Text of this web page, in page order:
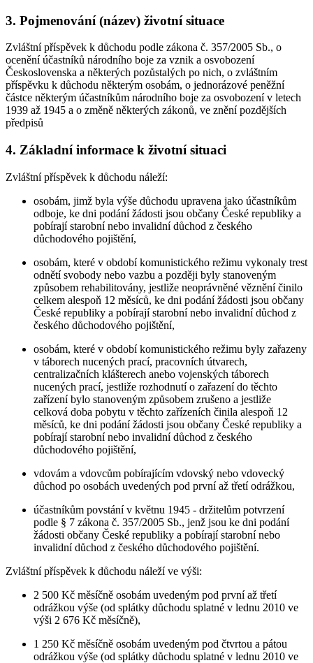
3. Pojmenování (název) životní situace
Zvláštní příspěvek k důchodu podle zákona č. 357/2005 Sb., o
ocenění účastníků národního boje za vznik a osvobození
Československa a některých pozůstalých po nich, o zvláštním
příspěvku k důchodu některým osobám, o jednorázové peněžní
částce některým účastníkům národního boje za osvobození v letech
1939 až 1945 a o změně některých zákonů, ve znění pozdějších
předpisů
4. Základní informace k životní situaci
Zvláštní příspěvek k důchodu náleží:
osobám, jimž byla výše důchodu upravena jako účastníkům
odboje, ke dni podání žádosti jsou občany České republiky a
pobírají starobní nebo invalidní důchod z českého
důchodového pojištění,
osobám, které v období komunistického režimu vykonaly trest
odnětí svobody nebo vazbu a později byly stanoveným
způsobem rehabilitovány, jestliže neoprávněné věznění činilo
celkem alespoň 12 měsíců, ke dni podání žádosti jsou občany
České republiky a pobírají starobní nebo invalidní důchod z
českého důchodového pojištění,
osobám, které v období komunistického režimu byly zařazeny
v táborech nucených prací, pracovních útvarech,
centralizačních klášterech anebo vojenských táborech
nucených prací, jestliže rozhodnutí o zařazení do těchto
zařízení bylo stanoveným způsobem zrušeno a jestliže
celková doba pobytu v těchto zařízeních činila alespoň 12
měsíců, ke dni podání žádosti jsou občany České republiky a
pobírají starobní nebo invalidní důchod z českého
důchodového pojištění,
vdovám a vdovcům pobírajícím vdovský nebo vdovecký
důchod po osobách uvedených pod první až třetí odrážkou,
účastníkům povstání v květnu 1945 - držitelům potvrzení
podle § 7 zákona č. 357/2005 Sb., jenž jsou ke dni podání
žádosti občany České republiky a pobírají starobní nebo
invalidní důchod z českého důchodového pojištění.
Zvláštní příspěvek k důchodu náleží ve výši:
2 500 Kč měsíčně osobám uvedeným pod první až třetí
odrážkou výše (od splátky důchodu splatné v lednu 2010 ve
výši 2 676 Kč měsíčně),
1 250 Kč měsíčně osobám uvedeným pod čtvrtou a pátou
odrážkou výše (od splátky důchodu splatné v lednu 2010 ve